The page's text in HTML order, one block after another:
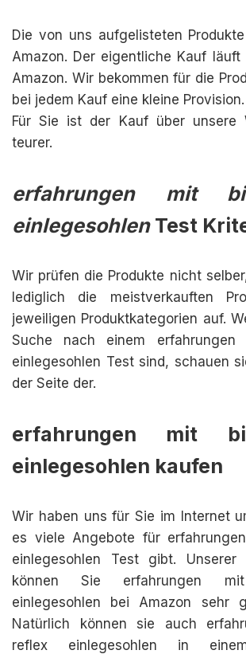
Die von uns aufgelisteten
Amazon. Der eigentliche Kauf
Amazon. Wir bekommen für die
bei jedem Kauf eine kleine Provision.
Für Sie ist der Kauf über unsere
teurer.
erfahrungen mit
einlegesohlenTest
Wir prüfen die Produkte nicht
lediglich die meistverkauften
jeweiligen Produktkategorien auf.
Suche nach einem
einlegesohlen Test sind, schauen
der Seite der.
erfahrungen mit
einlegesohlen kaufen
Wir haben uns für Sie im Internet
es viele Angebote für
einlegesohlen Test gibt. Unserer
können Sie erfahrungen
einlegesohlen bei Amazon sehr
Natürlich können sie auch
reflex einlegesohlen in